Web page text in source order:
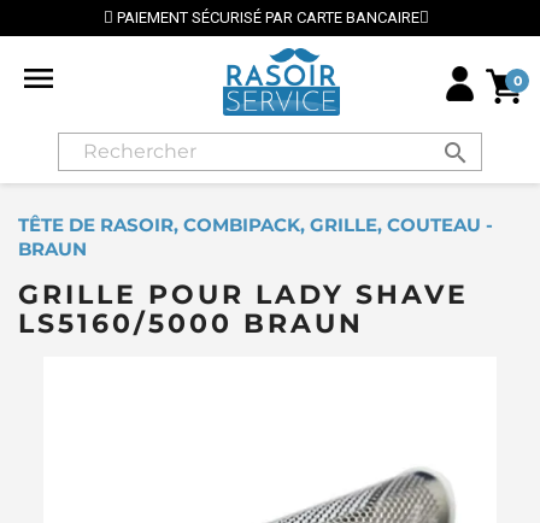
PAIEMENT SÉCURISÉ PAR CARTE BANCAIRE
 0
search
TÊTE DE RASOIR, COMBIPACK, GRILLE, COUTEAU -
BRAUN
GRILLE POUR LADY SHAVE
LS5160/5000 BRAUN